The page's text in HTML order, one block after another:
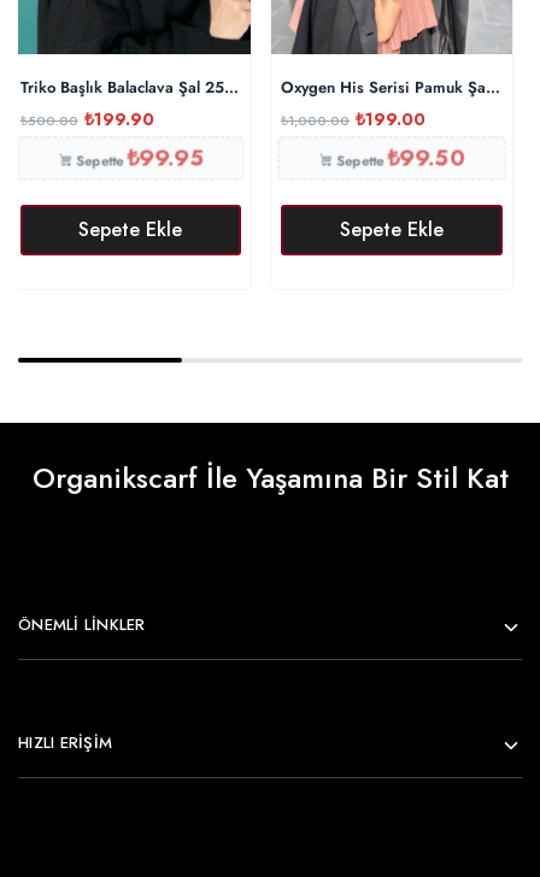
Triko Başlık Balaclava Şal 25801 – Siyah
₺500.00 ₺199.90
Sepette₺99.95
Sepete Ekle
Oxygen His Serisi Pamuk Şal –
₺1,000.00 ₺199.00
Sepette₺99.50
Sepete Ekle
Organikscarf İle Yaşamına Bir Stil Kat
ÖNEMLI LINKLER
HIZLI ERİŞİM